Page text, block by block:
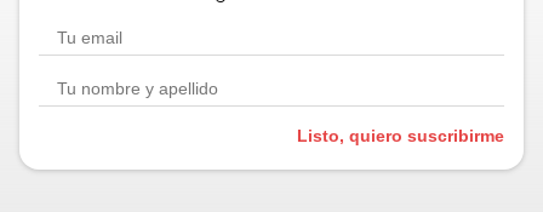
Listo, quiero suscribirme